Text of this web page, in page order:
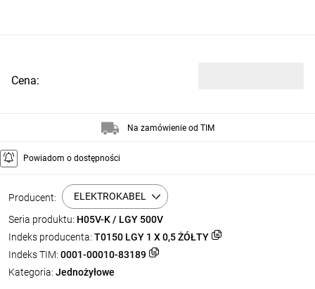
Producent: ELEKTROKABEL
Seria produktu: H05V-K / LGY 500V
Indeks producenta: T0150 LGY 1 X 0,5 ŻÓŁTY
Indeks TIM: 0001-00010-83189
Kategoria: Jednożyłowe
Cena:
Na zamówienie od TIM
Powiadom o dostępności